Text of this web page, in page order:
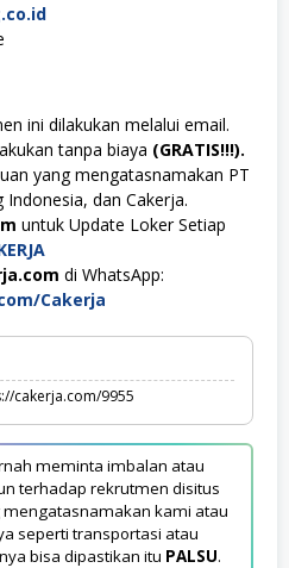
ini dilakukan melalui email.
tanpa biaya (GRATIS!!!).
yang mengatasnamakan PT
dan Cakerja.
untuk Update Loker Setiap
di WhatsApp:
Cakerja
cakerja.com/9955
meminta imbalan atau
terhadap rekrutmen disitus
kami atau
seperti transportasi atau
bisa dipastikan itu PALSU.